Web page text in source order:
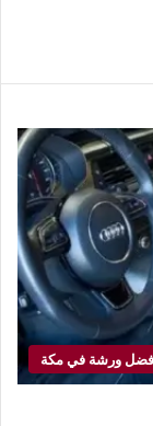
ورشة في مكة